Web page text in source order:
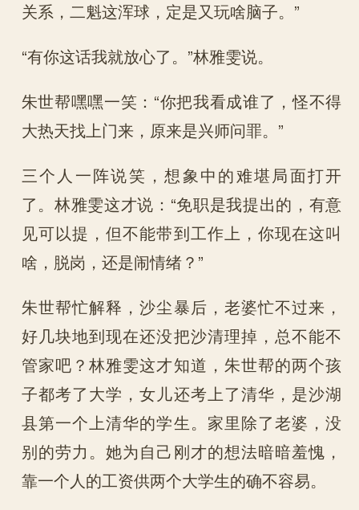
关系，二魁这浑球，定是又玩啥脑子。”
“有你这话我就放心了。”林雅雯说。
朱世帮嘿嘿一笑：“你把我看成谁了，怪不得
大热天找上门来，原来是兴师问罪。”
三个人一阵说笑，想象中的难堪局面打开
了。林雅雯这才说：“免职是我提出的，有意
见可以提，但不能带到工作上，你现在这叫
啥，脱岗，还是闹情绪？”
朱世帮忙解释，沙尘暴后，老婆忙不过来，
好几块地到现在还没把沙清理掉，总不能不
管家吧？林雅雯这才知道，朱世帮的两个孩
子都考了大学，女儿还考上了清华，是沙湖
县第一个上清华的学生。家里除了老婆，没
别的劳力。她为自己刚才的想法暗暗羞愧，
靠一个人的工资供两个大学生的确不容易。